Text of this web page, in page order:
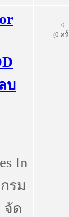
บ
In
รม
จัด
0
(0 ค